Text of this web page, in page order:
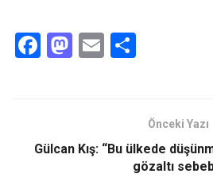
F
o
M
d
E
Önceki Yazı
Gülcan Kış: “Bu ülkede
gözaltı